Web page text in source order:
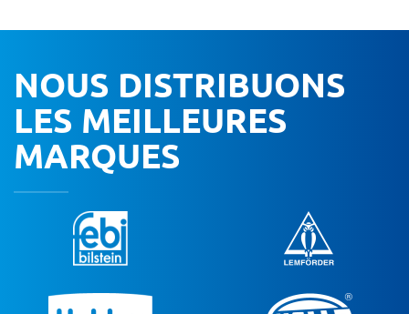
NOUS DISTRIBUONS
LES MEILLEURES
MARQUES